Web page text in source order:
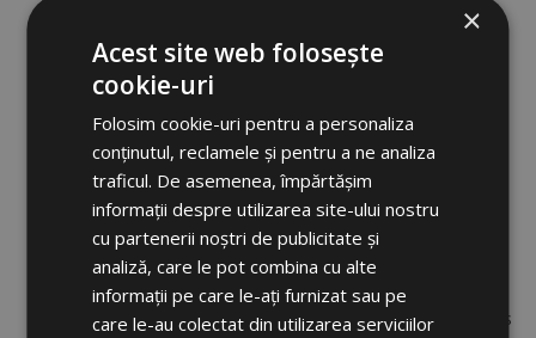
nationaux (la Fédération Roumaine de Football, la Ligue
Professionnelle de Football)
Arbitral du Sport de Lausanne (TAS)
Représentation des sportifs en tant qu’avocat Pro Bono
désigné par le Tribunal Arbitral du Sport, enregistré dans la
liste permanente de TAS
Rédaction des contrats entre les clubs et les joueurs
Médiation des différends contractuels entre les clubs et
les joueurs
Prestation des services juridiques généraux pour les clubs
×
Acest site web folosește
cookie-uri
Folosim cookie-uri pentru a personaliza
conținutul, reclamele și pentru a ne analiza
traficul. De asemenea, împărtășim
informații despre utilizarea site-ului nostru
cu partenerii noștri de publicitate și
analiză, care le pot combina cu alte
informații pe care le-ați furnizat sau pe
care le-au colectat din utilizarea serviciilor